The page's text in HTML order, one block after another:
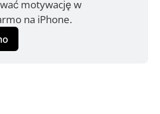
motywację w
na iPhone.